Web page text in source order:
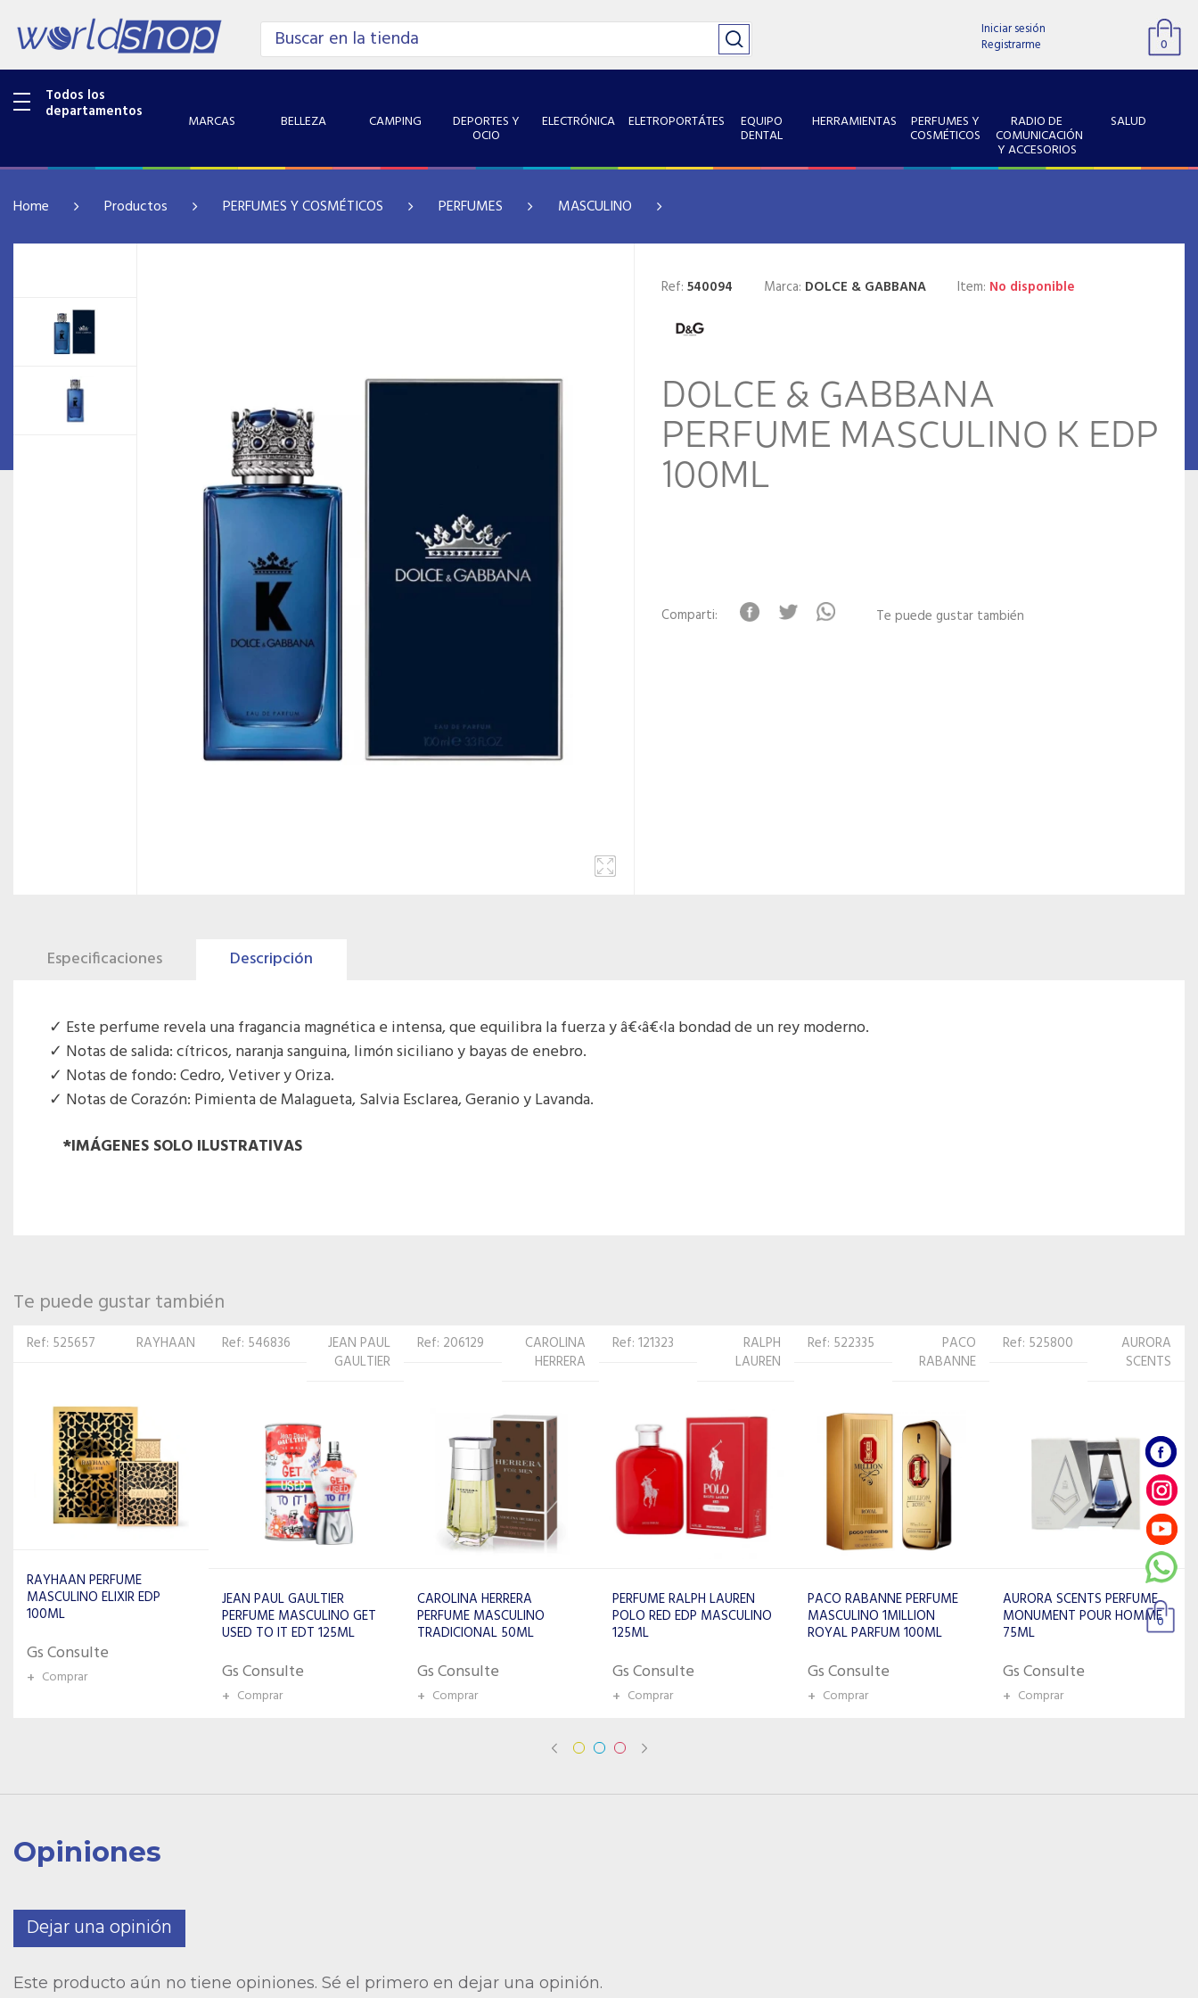
Iniciar sesión
Registrarme
0
Todos los
departamentos MARCAS BELLEZA CAMPING DEPORTES Y
OCIO
ELECTRÓNICA ELETROPORTÁTES EQUIPO
DENTAL
HERRAMIENTAS PERFUMES Y
COSMÉTICOS
RADIO DE
COMUNICACIÓN
Y ACCESORIOS
SALUD
Home Productos PERFUMES Y COSMÉTICOS PERFUMES MASCULINO
Ref:540094 Marca: DOLCE & GABBANA Item: No disponible
DOLCE & GABBANA
PERFUME MASCULINO K EDP
100ML
Comparti: Te puede gustar también
Especificaciones Descripción
Este perfume revela una fragancia magnética e intensa, que equilibra la fuerza y â€‹â€‹la bondad de un rey moderno.
Notas de salida: cítricos, naranja sanguina, limón siciliano y bayas de enebro.
Notas de fondo: Cedro, Vetiver y Oriza.
Notas de Corazón: Pimienta de Malagueta, Salvia Esclarea, Geranio y Lavanda.
*IMÁGENES SOLO ILUSTRATIVAS
Te puede gustar también
Ref: 546836
JEAN PAUL
JEAN PAUL GAULTIER
PERFUME MASCULINO GET
Gs Consulte
Ref: 206129
CAROLINA
HERRERA
CAROLINA HERRERA
PERFUME MASCULINO
TRADICIONAL 50ML
Gs Consulte
+ Comprar
Ref: 121323
RALPH
LAUREN
PERFUME RALPH LAUREN
POLO RED EDP MASCULINO
125ML
Gs Consulte
+ Comprar
Ref: 522335
PACO
RABANNE
PACO RABANNE PERFUME
MASCULINO 1MILLION
ROYAL PARFUM 100ML
Gs Consulte
+ Comprar
Ref: 525800
AURORA
SCENTS
AURORA SCENTS PERFUME
MONUMENT POUR HOMME
75ML
Gs Consulte
+ Comprar
Ref: 543842 ARMAF
MASCULINO THE LIONS
CLUB FEROCE EDP 100ML
+ Comprar
Opiniones
Dejar una opinión
Este producto aún no tiene opiniones. Sé el primero en dejar una opinión.
0